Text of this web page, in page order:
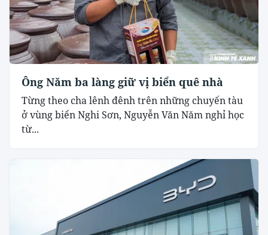
Ông Năm ba làng giữ vị biển quê nhà
Từng theo cha lênh đênh trên những chuyến tàu
ở vùng biển Nghi Sơn, Nguyễn Văn Năm nghỉ học
từ...